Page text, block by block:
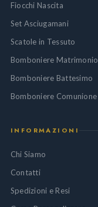
Fiocchi Nascita
Set Asciugamani
Scatole in Tessuto
Bomboniere Matrimonio
Bomboniere Battesimo
Bomboniere Comunione
INFORMAZIONI
Chi Siamo
Contatti
Spedizioni e Resi